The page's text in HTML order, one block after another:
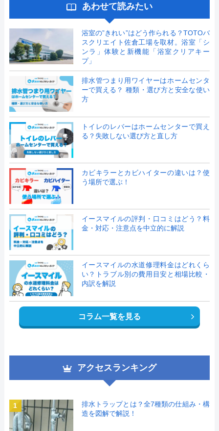
あわせて読みたい
浴室の”きれい”はどう作られる？TOTOバ
スクリエイト佐倉工場を取材。浴室「シ
ンラ」体験と新機能「浴室クリアキー
プ」
排水管つまり用ワイヤーはホームセンタ
ーで買える？ 種類・選び方と安全な使い
方
トイレのレバーはホームセンターで買え
る？失敗しない選び方と直し方
カビキラーとカビハイターの違いは？使
う場所で選ぶ！
イースマイルの評判・口コミはどう？料
金・対応・注意点を中立的に解説
イースマイルの水道修理料金はどれくら
い？トラブル別の費用目安と相場比較・
内訳を解説
コラム一覧を見る
アクセスランキング
1
排水トラップとは？全7種類の仕組み・構
造を図解で解説！